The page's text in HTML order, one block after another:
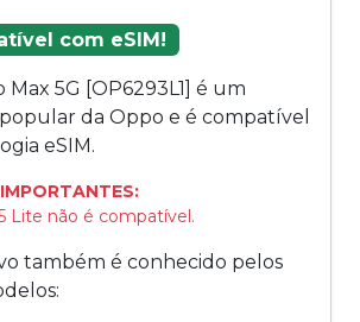
com eSIM!
Max 5G [OP6293L1] é um
da Oppo e é compatível
eSIM.
Lite não é compatível.
também é conhecido pelos